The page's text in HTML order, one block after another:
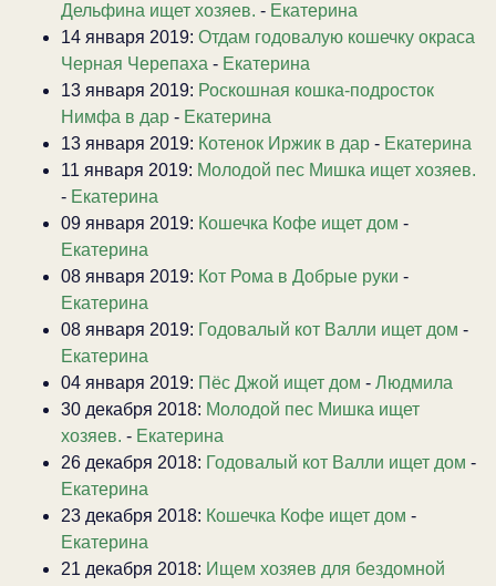
Дельфина ищет хозяев. - Екатерина
14 января 2019: Отдам годовалую кошечку окраса
Черная Черепаха - Екатерина
13 января 2019: Роскошная кошка-подросток
Нимфа в дар - Екатерина
13 января 2019: Котенок Иржик в дар - Екатерина
11 января 2019: Молодой пес Мишка ищет хозяев.
- Екатерина
09 января 2019: Кошечка Кофе ищет дом -
Екатерина
08 января 2019: Кот Рома в Добрые руки -
Екатерина
08 января 2019: Годовалый кот Валли ищет дом -
Екатерина
04 января 2019: Пёс Джой ищет дом - Людмила
30 декабря 2018: Молодой пес Мишка ищет
хозяев. - Екатерина
26 декабря 2018: Годовалый кот Валли ищет дом -
Екатерина
23 декабря 2018: Кошечка Кофе ищет дом -
Екатерина
21 декабря 2018: Ищем хозяев для бездомной